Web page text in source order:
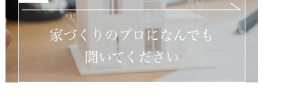
家づくりのプロになんでも
聞いてください